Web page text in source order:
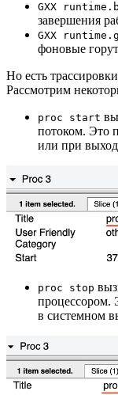
GXX
завершения
GXX
фоновые
Но есть
Рассмотрим
proc start
потоком. Это
или при
proc stop
процессором.
в системном